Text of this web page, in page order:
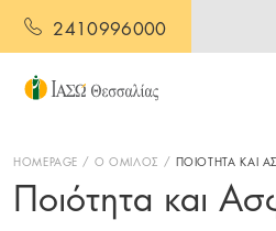
2410996000
HOMEPAGE Ο ΟΜΙΛΟΣ ΠΟΙΟΤΗΤΑ ΚΑΙ
Ποιότητα και